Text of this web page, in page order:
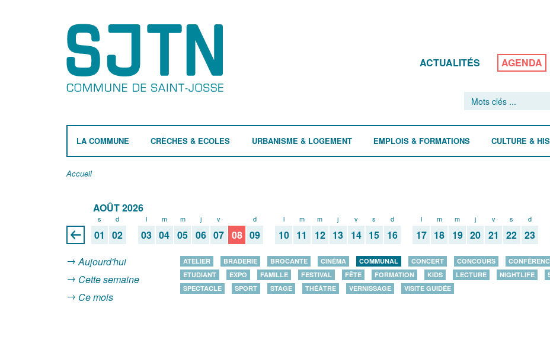
ACTUALITÉS AGENDA
LA COMMUNE CRÈCHES & ECOLES URBANISME & LOGEMENT EMPLOIS & FORMATIONS CULTURE &
Accueil
AOÛT 2026
s
01
d
02
l
03
m
04
m
05
j
06
v
07 08
d
09
l
10
m
11
m
12
j
13
v
14
s
15
d
16
l
17
m
18
m
19
j
20
v
21
s
22
d
23
Aujourd'hui
Cette semaine
Ce mois
ATELIER BRADERIE BROCANTE CINÉMA COMMUNAL CONCERT CONCOURS
ETUDIANT
EXPO FAMILLE FESTIVAL FÊTE FORMATION KIDS LECTURE NIGHTLIFE
SPECTACLE
SPORT STAGE THÉÂTRE VERNISSAGE VISITE GUIDÉE